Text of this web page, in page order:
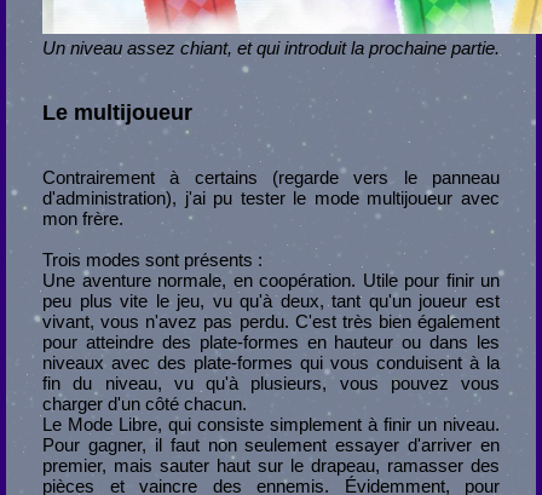
Un niveau assez chiant, et qui introduit la prochaine partie.
Le multijoueur
Contrairement à certains (regarde vers le panneau
d'administration), j'ai pu tester le mode multijoueur avec
mon frère.
Trois modes sont présents :
Une aventure normale, en coopération. Utile pour finir un
peu plus vite le jeu, vu qu'à deux, tant qu'un joueur est
vivant, vous n'avez pas perdu. C'est très bien également
pour atteindre des plate-formes en hauteur ou dans les
niveaux avec des plate-formes qui vous conduisent à la
fin du niveau, vu qu'à plusieurs, vous pouvez vous
charger d'un côté chacun.
Le Mode Libre, qui consiste simplement à finir un niveau.
Pour gagner, il faut non seulement essayer d'arriver en
premier, mais sauter haut sur le drapeau, ramasser des
pièces et vaincre des ennemis. Évidemment, pour